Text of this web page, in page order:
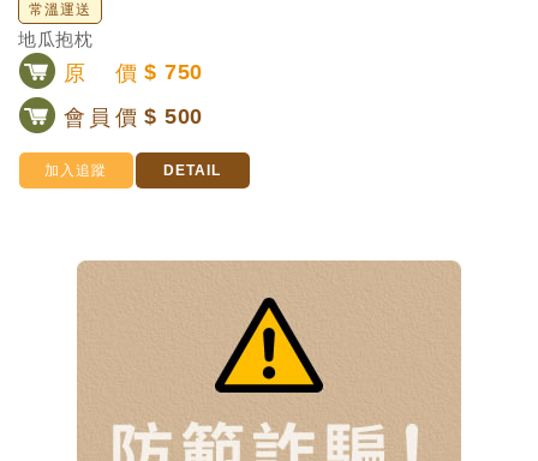
常溫運送
地瓜抱枕
原價 $ 750
會員價 $ 500
加入追蹤 DETAIL